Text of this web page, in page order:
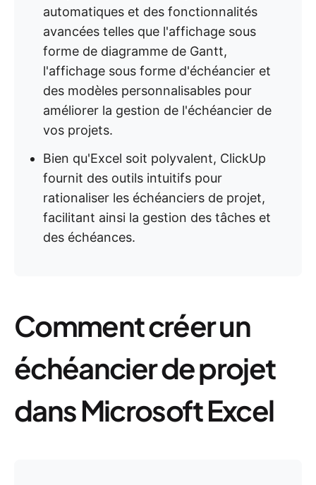
automatiques et des fonctionnalités
avancées telles que l'affichage sous
forme de diagramme de Gantt,
l'affichage sous forme d'échéancier et
des modèles personnalisables pour
améliorer la gestion de l'échéancier de
vos projets.
Bien qu'Excel soit polyvalent, ClickUp
fournit des outils intuitifs pour
rationaliser les échéanciers de projet,
facilitant ainsi la gestion des tâches et
des échéances.
Comment créer un
échéancier de projet
dans Microsoft Excel